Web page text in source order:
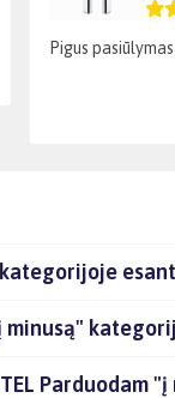
Pigus pasiūlymas
kategorijoje
minusą"
Parduodam